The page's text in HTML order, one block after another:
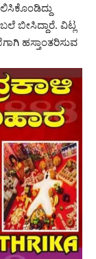
ಬೀಸಿದ್ದಾರೆ. ವಿಟ್ಲ
ಹಸ್ತಾಂತರಿಸುವ